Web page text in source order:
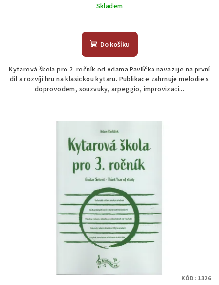
Skladem
Do košíku
Kytarová škola pro 2. ročník od Adama Pavlíčka navazuje na první
díl a rozvíjí hru na klasickou kytaru. Publikace zahrnuje melodie s
doprovodem, souzvuky, arpeggio, improvizaci...
KÓD: 1326